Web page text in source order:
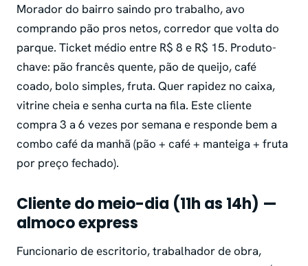
Morador do bairro saindo pro trabalho, avo
comprando pão pros netos, corredor que volta do
parque. Ticket médio entre R$ 8 e R$ 15. Produto-
chave: pão francês quente, pão de queijo, café
coado, bolo simples, fruta. Quer rapidez no caixa,
vitrine cheia e senha curta na fila. Este cliente
compra 3 a 6 vezes por semana e responde bem a
combo café da manhã (pão + café + manteiga + fruta
por preço fechado).
Cliente do meio-dia (11h as 14h) —
almoco express
Funcionario de escritorio, trabalhador de obra,